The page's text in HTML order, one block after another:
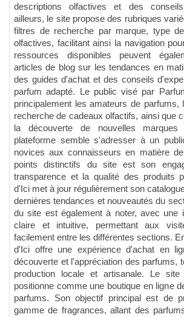
descriptions olfactives et des
ailleurs, le site propose des rubriques
filtres de recherche par marque, type
olfactives, facilitant ainsi la navigation
ressources disponibles peuvent
articles de blog sur les tendances en
des guides d'achat et des conseils
parfum adapté. Le public visé par
principalement les amateurs de parfums,
recherche de cadeaux olfactifs, ainsi que
la découverte de nouvelles
plateforme semble s'adresser à un
novices aux connaisseurs en matière
points distinctifs du site est son
transparence et la qualité des produits
d'Ici met à jour régulièrement son
dernières tendances et nouveautés du
du site est également à noter, avec une
claire et intuitive, permettant aux
facilement entre les différentes sections.
d'Ici offre une expérience d'achat en
découverte et l'appréciation des parfums,
production locale et artisanale. Le
positionne comme une boutique en ligne
parfums. Son objectif principal est de
gamme de fragrances, allant des